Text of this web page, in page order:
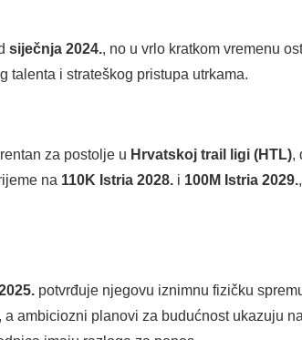
siječnja 2024., no u vrlo kratkom vremenu
talenta i strateškog pristupa utrkama.
za postolje u Hrvatskoj trail ligi (HTL),
na 110K Istria 2028. i 100M Istria 2029.
potvrđuje njegovu iznimnu fizičku
ambiciozni planovi za budućnost ukazuju